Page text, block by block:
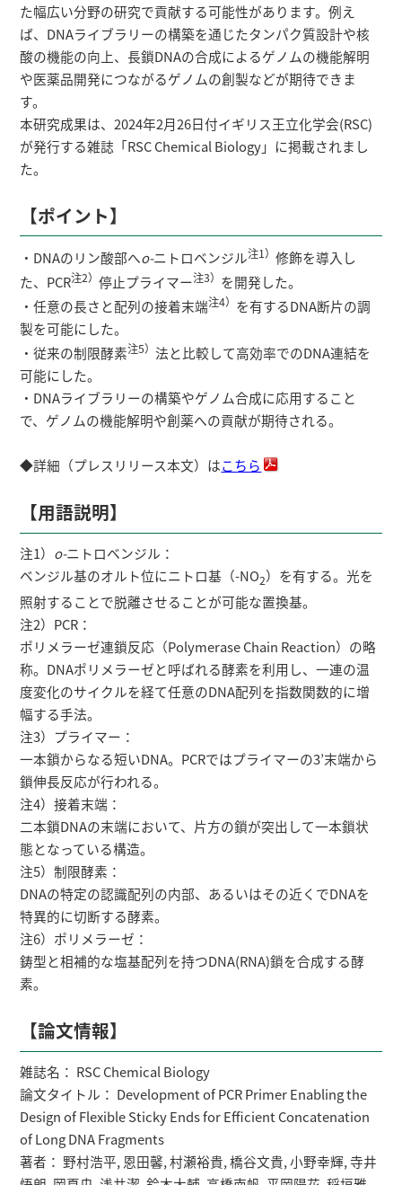
た幅広い分野の研究で貢献する可能性があります。例え
ば、DNAライブラリーの構築を通じたタンパク質設計や核
酸の機能の向上、長鎖DNAの合成によるゲノムの機能解明
や医薬品開発につながるゲノムの創製などが期待できま
す。
本研究成果は、2024年2月26日付イギリス王立化学会(RSC)
が発行する雑誌「RSC Chemical Biology」に掲載されまし
た。
【ポイント】
・DNAのリン酸部へo-ニトロベンジル注1）修飾を導入し
た、PCR注2）停止プライマー注3） を開発した。
・任意の長さと配列の接着末端注4） を有するDNA断片の調
製を可能にした。
・従来の制限酵素注5）法と比較して高効率でのDNA連結を
可能にした。
・DNAライブラリーの構築やゲノム合成に応用すること
で、ゲノムの機能解明や創薬への貢献が期待される。
◆詳細（プレスリリース本文）はこちら
【用語説明】
注1） o-ニトロベンジル：
ベンジル基のオルト位にニトロ基（-NO2）を有する。光を
照射することで脱離させることが可能な置換基。
注2）PCR：
ポリメラーゼ連鎖反応（Polymerase Chain Reaction）の略
称。DNAポリメラーゼと呼ばれる酵素を利用し、一連の温
度変化のサイクルを経て任意のDNA配列を指数関数的に増
幅する手法。
注3）プライマー：
一本鎖からなる短いDNA。PCRではプライマーの3’末端から
鎖伸長反応が行われる。
注4）接着末端：
二本鎖DNAの末端において、片方の鎖が突出して一本鎖状
態となっている構造。
注5）制限酵素：
DNAの特定の認識配列の内部、あるいはその近くでDNAを
特異的に切断する酵素。
注6）ポリメラーゼ：
鋳型と相補的な塩基配列を持つDNA(RNA)鎖を合成する酵
素。
【論文情報】
雑誌名： RSC Chemical Biology
論文タイトル： Development of PCR Primer Enabling the
Design of Flexible Sticky Ends for Efficient Concatenation
of Long DNA Fragments
著者： 野村浩平, 恩田馨, 村瀬裕貴, 橋谷文貴, 小野幸輝, 寺井